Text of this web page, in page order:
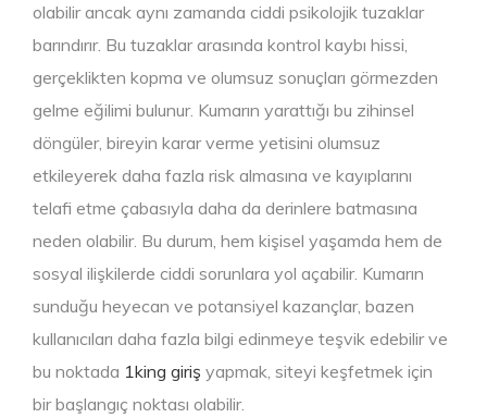
olabilir ancak aynı zamanda ciddi psikolojik tuzaklar
barındırır. Bu tuzaklar arasında kontrol kaybı hissi,
gerçeklikten kopma ve olumsuz sonuçları görmezden
gelme eğilimi bulunur. Kumarın yarattığı bu zihinsel
döngüler, bireyin karar verme yetisini olumsuz
etkileyerek daha fazla risk almasına ve kayıplarını
telafi etme çabasıyla daha da derinlere batmasına
neden olabilir. Bu durum, hem kişisel yaşamda hem de
sosyal ilişkilerde ciddi sorunlara yol açabilir. Kumarın
sunduğu heyecan ve potansiyel kazançlar, bazen
kullanıcıları daha fazla bilgi edinmeye teşvik edebilir ve
bu noktada 1king giriş yapmak, siteyi keşfetmek için
bir başlangıç noktası olabilir.